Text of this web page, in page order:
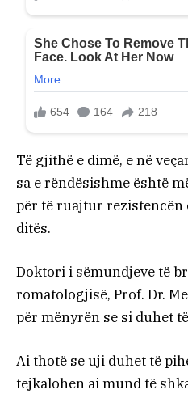
Të gjithë e dimë, e në
sa e rëndësishme është
për të ruajtur
ditës.
Doktori i sëmundjeve të
romatologjisë, Prof. Dr.
për mënyrën se si duhet
Ai thotë se uji duhet të
tejkalohen ai mund të